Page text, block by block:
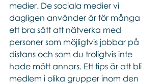
medier. De sociala medier vi
dagligen använder är för många
ett bra sätt att nätverka med
personer som möjligtvis jobbar på
distans och som du troligtvis inte
hade mött annars. Ett tips är att bli
medlem i olika grupper inom den